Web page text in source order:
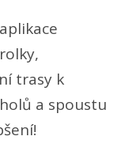
trasy k
a spoustu